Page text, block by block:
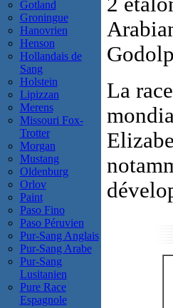
Gotland
Groningue
Hanovrien
Henson
Hollandais de
Sang
Holstein
Lipizzan
Merens
Missouri Fox-
Trotter
Morgan
Mustang
Oldenburg
Orlov
Paint
Paso Fino
Paso Péruvien
Pur-Sang Anglais
Pur-Sang Arabe
Pur-Sang
Lusitanien
Pure Race
Espagnole
La